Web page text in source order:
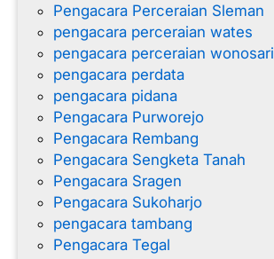
Pengacara Perceraian Sleman
pengacara perceraian wates
pengacara perceraian wonosari
pengacara perdata
pengacara pidana
Pengacara Purworejo
Pengacara Rembang
Pengacara Sengketa Tanah
Pengacara Sragen
Pengacara Sukoharjo
pengacara tambang
Pengacara Tegal